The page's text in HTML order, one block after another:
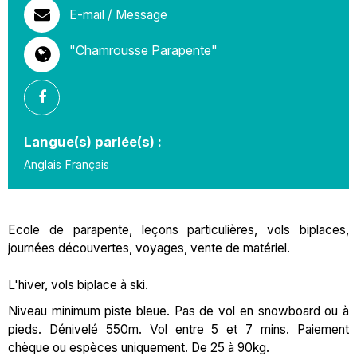
E-mail / Message
"Chamrousse Parapente"
Langue(s) parlée(s) :
Anglais Français
Ecole de parapente, leçons particulières, vols biplaces,
journées découvertes, voyages, vente de matériel.
L'hiver, vols biplace à ski.
Niveau minimum piste bleue. Pas de vol en snowboard ou à
pieds. Dénivelé 550m. Vol entre 5 et 7 mins. Paiement
chèque ou espèces uniquement. De 25 à 90kg.